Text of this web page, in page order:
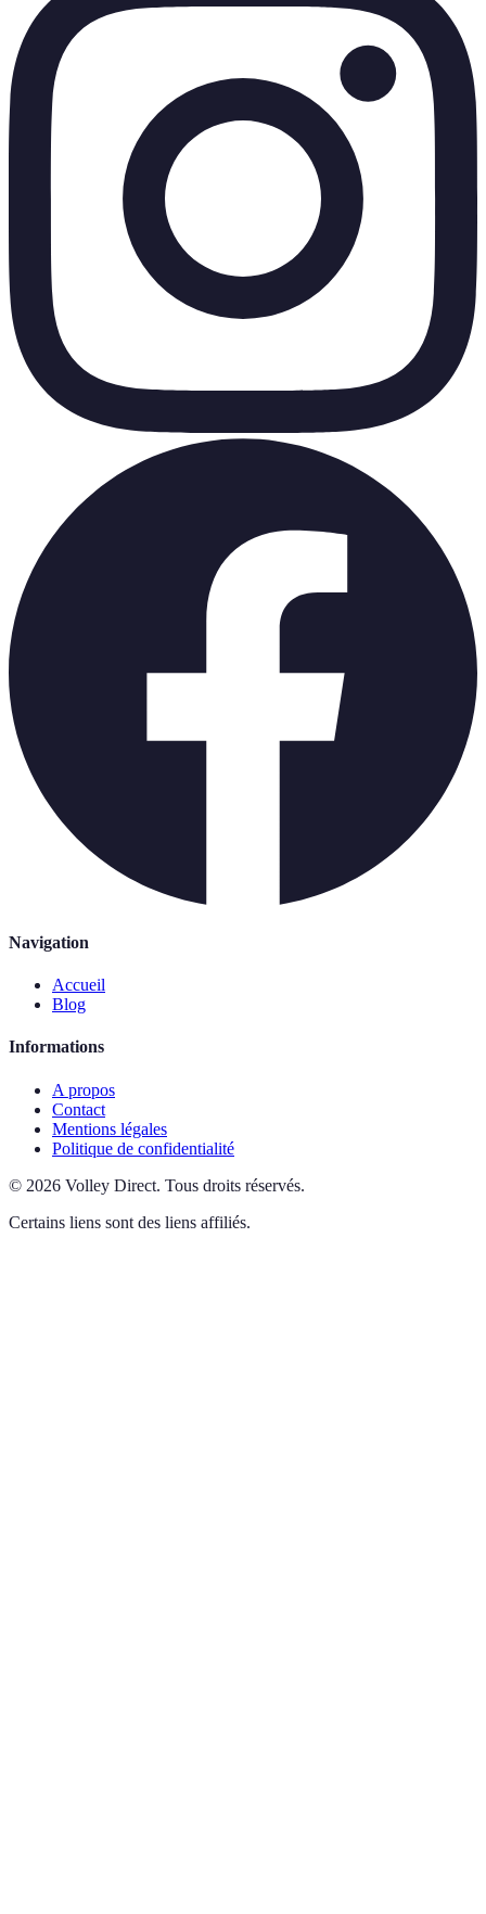
Navigation
Accueil
Blog
Informations
A propos
Contact
Mentions légales
Politique de confidentialité
© 2026 Volley Direct. Tous droits réservés.
Certains liens sont des liens affiliés.